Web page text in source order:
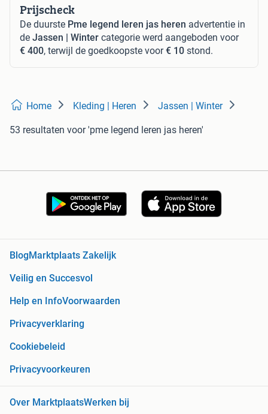
Prijscheck
De duurste Pme legend leren jas heren advertentie in
de Jassen | Winter categorie werd aangeboden voor
€ 400, terwijl de goedkoopste voor€ 10 stond.
Home Kleding | Heren Jassen | Winter
53 resultaten voor 'pme legend leren jas heren'
Blog Marktplaats Zakelijk
Veilig en Succesvol
Help en InfoVoorwaarden
Privacyverklaring
Cookiebeleid
Privacyvoorkeuren
Over MarktplaatsWerken bij